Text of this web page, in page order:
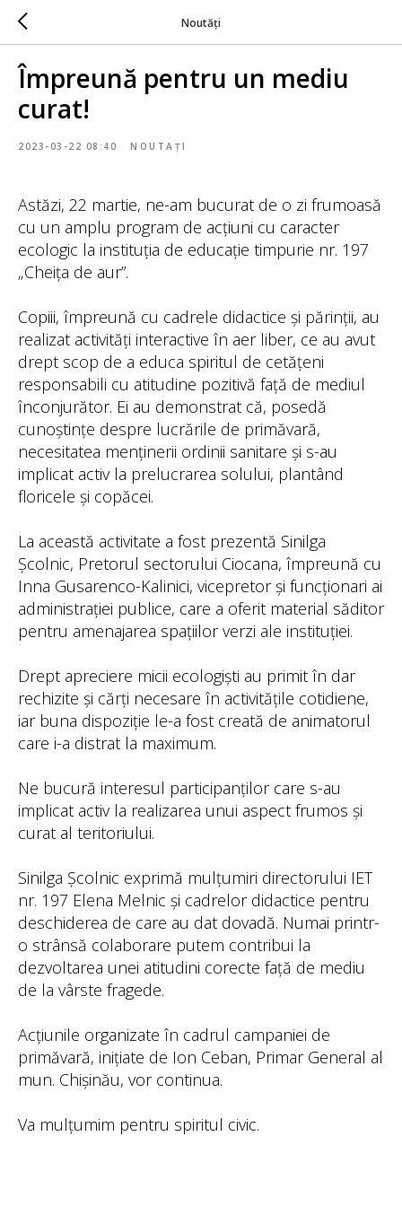
Noutăți
Împreună pentru un mediu
curat!
2023-03-22 08:40 NOUTAȚI
Astăzi, 22 martie, ne-am bucurat de o zi frumoasă
cu un amplu program de acțiuni cu caracter
ecologic la instituția de educație timpurie nr. 197
„Cheița de aur”.
Copiii, împreună cu cadrele didactice și părinții, au
realizat activități interactive în aer liber, ce au avut
drept scop de a educa spiritul de cetățeni
responsabili cu atitudine pozitivă față de mediul
înconjurător. Ei au demonstrat că, posedă
cunoștințe despre lucrările de primăvară,
necesitatea menținerii ordinii sanitare și s-au
implicat activ la prelucrarea solului, plantând
floricele și copăcei.
La această activitate a fost prezentă Sinilga
Școlnic, Pretorul sectorului Ciocana, împreună cu
Inna Gusarenco-Kalinici, vicepretor și funcționari ai
administrației publice, care a oferit material săditor
pentru amenajarea spațiilor verzi ale instituției.
Drept apreciere micii ecologiști au primit în dar
rechizite și cărți necesare în activitățile cotidiene,
iar buna dispoziție le-a fost creată de animatorul
care i-a distrat la maximum.
Ne bucură interesul participanților care s-au
implicat activ la realizarea unui aspect frumos și
curat al teritoriului.
Sinilga Școlnic exprimă mulțumiri directorului IET
nr. 197 Elena Melnic și cadrelor didactice pentru
deschiderea de care au dat dovadă. Numai printr-
o strânsă colaborare putem contribui la
dezvoltarea unei atitudini corecte față de mediu
de la vârste fragede.
Acțiunile organizate în cadrul campaniei de
primăvară, inițiate de Ion Ceban, Primar General al
mun. Chișinău, vor continua.
Va mulțumim pentru spiritul civic.